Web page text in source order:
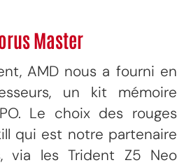
Master
AMD nous a fourni en
un kit mémoire
Le choix des rouges
qui est notre partenaire
via les Trident Z5 Neo